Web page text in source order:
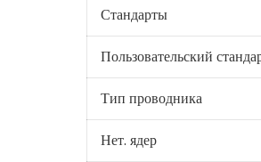
Стандарты
Пользовательский
Тип проводника
Нет. ядер